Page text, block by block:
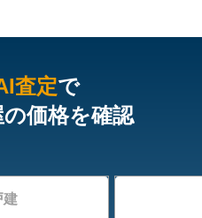
査定で
価格を確認
建